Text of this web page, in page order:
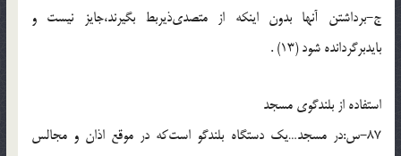
ج-برداشتن آنها بدون اينكه از متصدى‌ذيربط بگيرند،جايز نيست و
بايدبرگردانده شود (13) .
استفاده از بلندگوى مسجد
87-س:در مسجد…يك دستگاه بلندگو است‌كه در موقع اذان و مجالس